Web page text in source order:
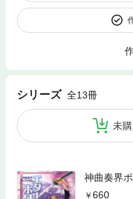
シリーズ 全13冊
未
神曲奏界
660